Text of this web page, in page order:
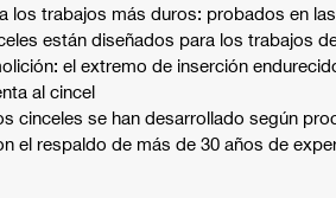
los trabajos más duros: probados en
están diseñados para los trabajos
el extremo de inserción
al cincel
cinceles se han desarrollado según
el respaldo de más de 30 años de